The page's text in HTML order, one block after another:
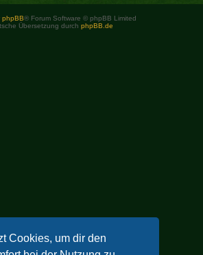
Cookies, um dir den
phpBB® Forum Software © phpBB Limited
Übersetzung durch phpBB.de